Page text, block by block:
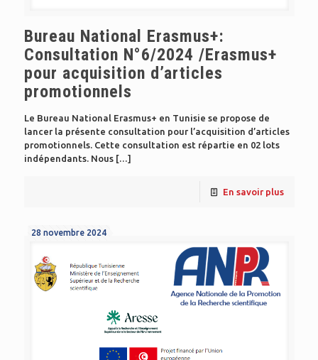
Bureau National Erasmus+:
Consultation N°6/2024 /Erasmus+
pour acquisition d’articles
promotionnels
Le Bureau National Erasmus+ en Tunisie se propose de
lancer la présente consultation pour l’acquisition d’articles
promotionnels. Cette consultation est répartie en 02 lots
indépendants. Nous[…]
En savoir plus
28 novembre 2024